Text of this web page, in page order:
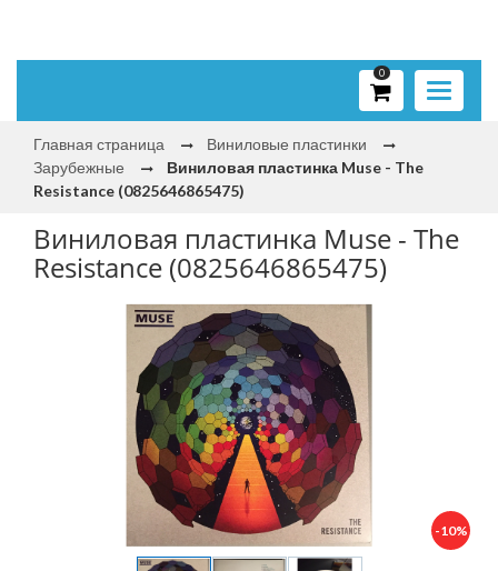
Toggle
0
Главная страница
Виниловые пластинки
Зарубежные
Виниловая пластинка Muse - The
Resistance (0825646865475)
Виниловая пластинка Muse - The
Resistance (0825646865475)
-10%